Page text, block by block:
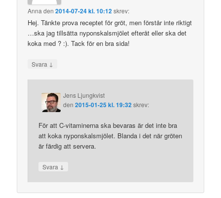
Anna den2014-07-24 kl. 10:12skrev:
Hej. Tänkte prova receptet för gröt, men förstår inte riktigt
…ska jag tillsätta nyponskalsmjölet efteråt eller ska det
koka med ? :). Tack för en bra sida!
Svara ↓
Jens Ljungkvist
den2015-01-25 kl. 19:32 skrev:
För att C-vitaminerna ska bevaras är det inte bra
att koka nyponskalsmjölet. Blanda i det när gröten
är färdig att servera.
Svara ↓